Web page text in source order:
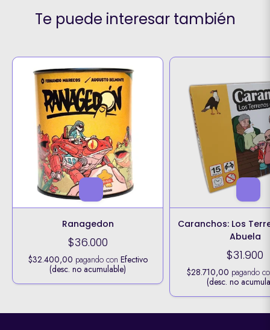
Te puede interesar también
Ranagedon
$36.000
$32.400,00 pagando con Efectivo
(desc. no acumulable)
Caranchos: Los
Abuela
$31.900
$28.710,00 pagando
(desc. no